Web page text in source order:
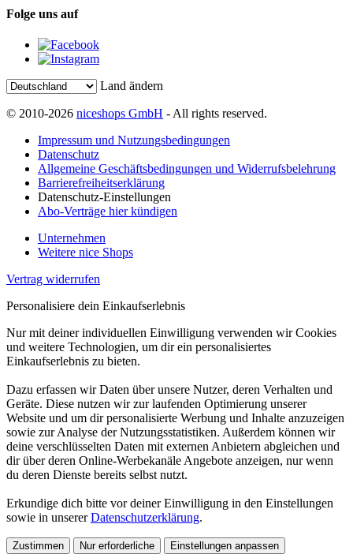
Folge uns auf
Land ändern
© 2010-2026 niceshops GmbH - All rights reserved.
Impressum und Nutzungsbedingungen
Datenschutz
Allgemeine Geschäftsbedingungen und Widerrufsbelehrung
Barrierefreiheitserklärung
Datenschutz-Einstellungen
Abo-Verträge hier kündigen
Unternehmen
Weitere nice Shops
Vertrag widerrufen
Personalisiere dein Einkaufserlebnis
Nur mit deiner individuellen Einwilligung verwenden wir Cookies
und weitere Technologien, um dir ein personalisiertes
Einkaufserlebnis zu bieten.
Dazu erfassen wir Daten über unsere Nutzer, deren Verhalten und
Geräte. Diese nutzen wir zur laufenden Optimierung unserer
Website und um dir personalisierte Werbung und Inhalte anzuzeigen
sowie zur Analyse der Nutzungsstatistiken. Außerdem können wir
deine verschlüsselten Daten mit externen Anbietern abgleichen und
dir über deren Online-Werbekanäle Angebote anzeigen, nur wenn
du deren Dienste bereits selbst nutzt.
Erkundige dich bitte vor deiner Einwilligung in den Einstellungen
sowie in unsererDatenschutzerklärung.
Zustimmen Nur erforderliche Einstellungen anpassen